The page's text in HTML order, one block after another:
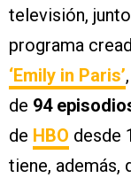
televisión,
programa
‘Emily in Paris’
de 94
de HBO desde
tiene, además,